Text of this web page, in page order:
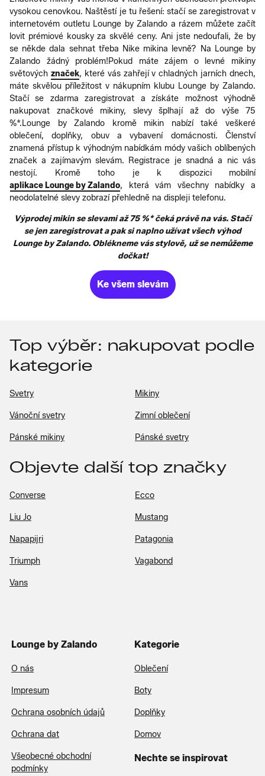
vysokou cenovkou. Naštěstí je tu řešení: stačí se zaregistrovat v
internetovém outletu Lounge by Zalando a rázem můžete začít
lovit prémiové kousky za skvělé ceny. Ani jste nedoufali, že by
se někde dala sehnat třeba Nike mikina levně? Na Lounge by
Zalando žádný problém!Pokud máte zájem o levné mikiny
světových značek, které vás zahřejí v chladných jarních dnech,
máte skvělou příležitost v nákupním klubu Lounge by Zalando.
Stačí se zdarma zaregistrovat a získáte možnost výhodně
nakupovat značkové mikiny, slevy šplhají až do výše 75
%*.Lounge by Zalando kromě mikin nabízí také veškeré
oblečení, doplňky, obuv a vybavení domácnosti. Členství
znamená přístup k výhodným nabídkám módy vašich oblíbených
značek a zajímavým slevám. Registrace je snadná a nic vás
nestojí. Kromě toho je k dispozici mobilní
aplikace Lounge by Zalando, která vám všechny nabídky a
neodolatelné slevy zobrazí přehledně na displeji telefonu.
Výprodej mikin se slevami až 75 %* čeká právě na vás. Stačí
se jen zaregistrovat a pak si naplno užívat všech výhod
Lounge by Zalando. Oblékneme vás stylově, už se nemůžeme
dočkat!
Ke všem slevám
Top výběr: nakupovat podle
kategorie
Svetry Mikiny
Vánoční svetry Zimní oblečení
Pánské mikiny Pánské svetry
Objevte další top značky
Converse Ecco
Liu Jo Mustang
Napapijri Patagonia
Triumph Vagabond
Vans
Lounge by Zalando
O nás
Impresum
Ochrana osobních údajů
Ochrana dat
Všeobecné obchodní
podmínky
Kategorie
Oblečení
Boty
Doplňky
Domov
Nechte se inspirovat